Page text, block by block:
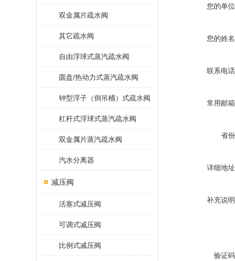
双金属片疏水阀
其它疏水阀
自由浮球式蒸汽疏水阀
圆盘/热动力式蒸汽疏水阀
钟型浮子（倒吊桶）式疏水阀
杠杆式浮球式蒸汽疏水阀
双金属片蒸汽疏水阀
汽水分离器
减压阀
活塞式减压阀
可调式减压阀
比例式减压阀
您的单位
您的姓名
联系电话
常用邮箱
省份
详细地址
补充说明
验证码